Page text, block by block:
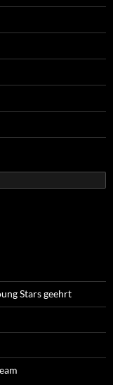
Stars geehrt